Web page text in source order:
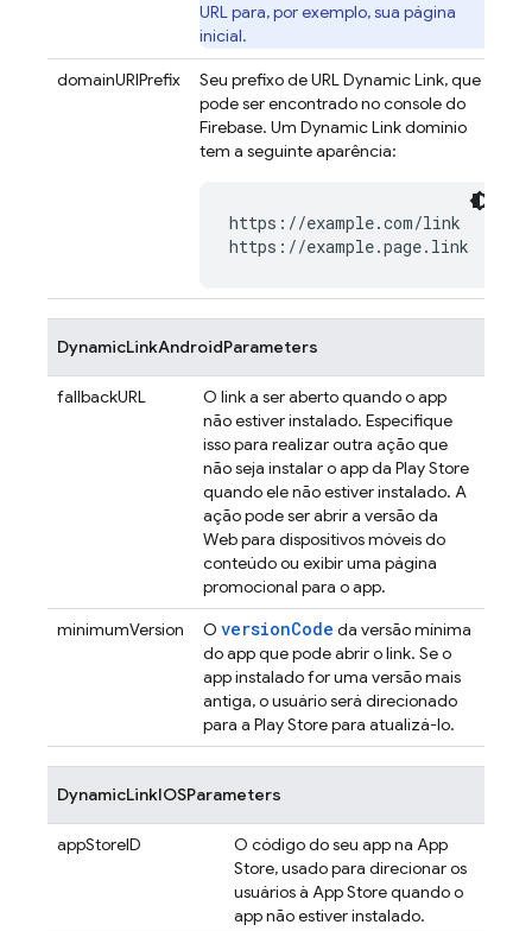
URL para, por exemplo, sua página
inicial.
domainURIPrefix Seu prefixo de URLDynamic Link, que
pode ser encontrado no console do
Firebase. Um Dynamic Linkdomínio
tem a seguinte aparência:
https://example.com/link
DynamicLinkAndroidParameters
fallbackURL
O link a ser aberto quando o app
não estiver instalado. Especifique
isso para realizar outra ação que
não seja instalar o app da Play Store
quando ele não estiver instalado. A
ação pode ser abrir a versão da
Web para dispositivos móveis do
conteúdo ou exibir uma página
promocional para o app.
minimumVersion
O versionCode da versão mínima
do app que pode abrir o link. Se o
app instalado for uma versão mais
antiga, o usuário será direcionado
para a Play Store para atualizá-lo.
DynamicLinkIOSParameters
appStoreID
O código do seu app na App
Store, usado para direcionar os
usuários à App Store quando o
app não estiver instalado.